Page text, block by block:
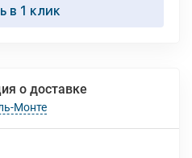
в 1 клик
о доставке
Монте